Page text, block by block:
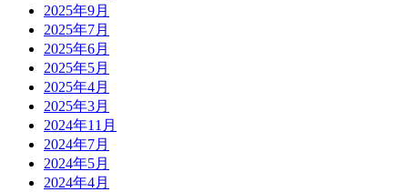
2025年9月
2025年7月
2025年6月
2025年5月
2025年4月
2025年3月
2024年11月
2024年7月
2024年5月
2024年4月